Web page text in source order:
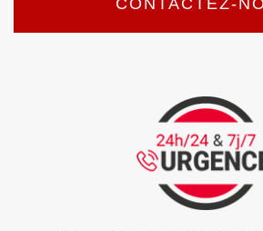
CONTACTEZ-